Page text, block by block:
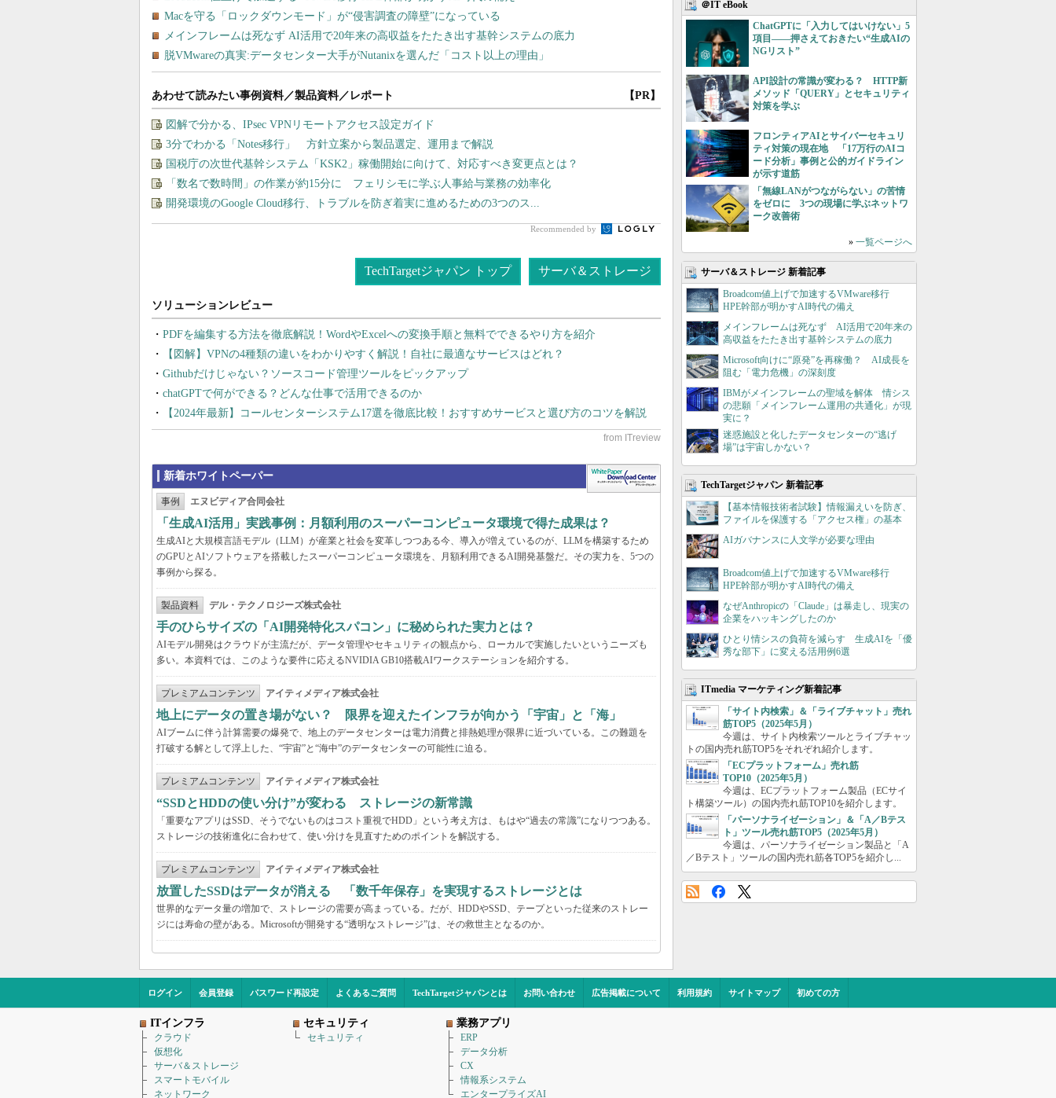
あわせて読みたい事例資料／製品資料／レポート 【PR】
図解で分かる、IPsec VPNリモートアクセス設定ガイド
3分でわかる「Notes移行」 方針立案から製品選定、運用まで解説
国税庁の次世代基幹システム「KSK2」稼働開始に向けて、対応すべき変更点とは？
「数名で数時間」の作業が約15分に フェリシモに学ぶ人事給与業務の効率化
開発環境のGoogle Cloud移行、トラブルを防ぎ着実に進めるための3つのス...
Recommended by
TechTargetジャパン トップ サーバ＆ストレージ
PDFを編集する方法を徹底解説！WordやExcelへの変換手順と無料でできるやり方を紹介
【図解】VPNの4種類の違いをわかりやすく解説！自社に最適なサービスはどれ？
Githubだけじゃない？ソースコード管理ツールをピックアップ
chatGPTで何ができる？どんな仕事で活用できるのか
【2024年最新】コールセンターシステム17選を徹底比較！おすすめサービスと選び方のコツを解説
新着ホワイトペーパー
事例 エヌビディア合同会社
「生成AI活用」実践事例：月額利用のスーパーコンピュータ環境で得た成果は？
生成AIと大規模言語モデル（LLM）が産業と社会を変革しつつある今、導入が増えているのが、LLMを構築するため
のGPUとAIソフトウェアを搭載したスーパーコンピュータ環境を、月額利用できるAI開発基盤だ。その実力を、5つの
事例から探る。
製品資料 デル・テクノロジーズ株式会社
手のひらサイズの「AI開発特化スパコン」に秘められた実力とは？
AIモデル開発はクラウドが主流だが、データ管理やセキュリティの観点から、ローカルで実施したいというニーズも
多い。本資料では、このような要件に応えるNVIDIA GB10搭載AIワークステーションを紹介する。
プレミアムコンテンツ アイティメディア株式会社
地上にデータの置き場がない？ 限界を迎えたインフラが向かう「宇宙」と「海」
AIブームに伴う計算需要の爆発で、地上のデータセンターは電力消費と排熱処理が限界に近づいている。この難題を
打破する解として浮上した、“宇宙”と“海中”のデータセンターの可能性に迫る。
プレミアムコンテンツ アイティメディア株式会社
“SSDとHDDの使い分け”が変わる ストレージの新常識
「重要なアプリはSSD、そうでないものはコスト重視でHDD」という考え方は、もはや“過去の常識”になりつつある。
ストレージの技術進化に合わせて、使い分けを見直すためのポイントを解説する。
プレミアムコンテンツ アイティメディア株式会社
放置したSSDはデータが消える 「数千年保存」を実現するストレージとは
世界的なデータ量の増加で、ストレージの需要が高まっている。だが、HDDやSSD、テープといった従来のストレー
ジには寿命の壁がある。Microsoftが開発する“透明なストレージ”は、その救世主となるのか。
＠IT eBook
ChatGPTに「入力してはいけない」5
項目――押さえておきたい“生成AIの
NGリスト”
API設計の常識が変わる？ HTTP新
メソッド「QUERY」とセキュリティ
対策を学ぶ
フロンティアAIとサイバーセキュリ
ティ対策の現在地 「17万行のAIコ
ード分析」事例と公的ガイドライン
が示す道筋
「無線LANがつながらない」の苦情
をゼロに 3つの現場に学ぶネットワ
ーク改善術
» 一覧ページへ
サーバ＆ストレージ 新着記事
Broadcom値上げで加速するVMware移行
HPE幹部が明かすAI時代の備え
メインフレームは死なず AI活用で20年来の
高収益をたたき出す基幹システムの底力
Microsoft向けに“原発”を再稼働？ AI成長を
阻む「電力危機」の深刻度
IBMがメインフレームの聖域を解体 情シス
の悲願「メインフレーム運用の共通化」が現
実に？
迷惑施設と化したデータセンターの“逃げ
場”は宇宙しかない？
TechTargetジャパン 新着記事
【基本情報技術者試験】情報漏えいを防ぎ、
ファイルを保護する「アクセス権」の基本
AIガバナンスに人文学が必要な理由
Broadcom値上げで加速するVMware移行
HPE幹部が明かすAI時代の備え
なぜAnthropicの「Claude」は暴走し、現実の
企業をハッキングしたのか
ひとり情シスの負荷を減らす 生成AIを「優
秀な部下」に変える活用例6選
ITmedia マーケティング新着記事
「サイト内検索」＆「ライブチャット」売れ
筋TOP5（2025年5月）
今週は、サイト内検索ツールとライブチャッ
トの国内売れ筋TOP5をそれぞれ紹介します。
「ECプラットフォーム」売れ筋
TOP10（2025年5月）
今週は、ECプラットフォーム製品（ECサイ
ト構築ツール）の国内売れ筋TOP10を紹介します。
「パーソナライゼーション」＆「A／Bテス
ト」ツール売れ筋TOP5（2025年5月）
今週は、パーソナライゼーション製品と「A
／Bテスト」ツールの国内売れ筋各TOP5を紹介し...
ログイン 会員登録 パスワード再設定 よくあるご質問 TechTargetジャパンとは お問い合わせ 広告掲載について 利用規約 サイトマップ 初めての方
ITインフラ
クラウド
仮想化
サーバ＆ストレージ
スマートモバイル
ネットワーク
セキュリティ
セキュリティ
業務アプリ
ERP
データ分析
CX
情報系システム
エンタープライズAI